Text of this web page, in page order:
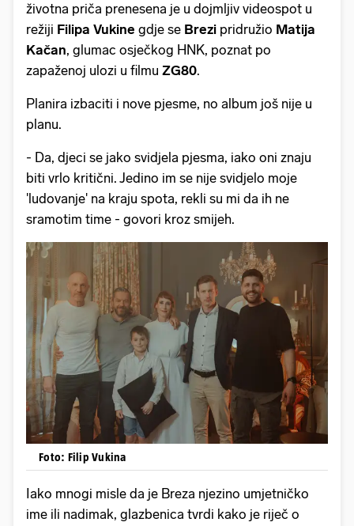
životna priča prenesena je u dojmljiv videospot u
režiji Filipa Vukine gdje se Brezi pridružio Matija
Kačan, glumac osječkog HNK, poznat po
zapaženoj ulozi u filmu ZG80.
Planira izbaciti i nove pjesme, no album još nije u
planu.
- Da, djeci se jako svidjela pjesma, iako oni znaju
biti vrlo kritični. Jedino im se nije svidjelo moje
'ludovanje' na kraju spota, rekli su mi da ih ne
sramotim time - govori kroz smijeh.
Foto: Filip Vukina
Iako mnogi misle da je Breza njezino umjetničko
ime ili nadimak, glazbenica tvrdi kako je riječ o